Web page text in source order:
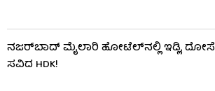
ನಜರ್‌ಬಾದ್ ಮೈಲಾರಿ ಹೋಟೆಲ್‌ನಲ್ಲಿ ಇಡ್ಲಿ, ದೋಸೆ
ಸವಿದ HDK!